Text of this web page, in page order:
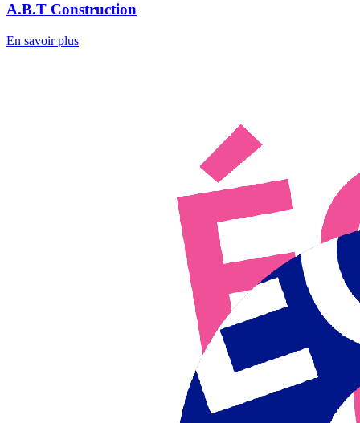
A.B.T Construction
En savoir plus